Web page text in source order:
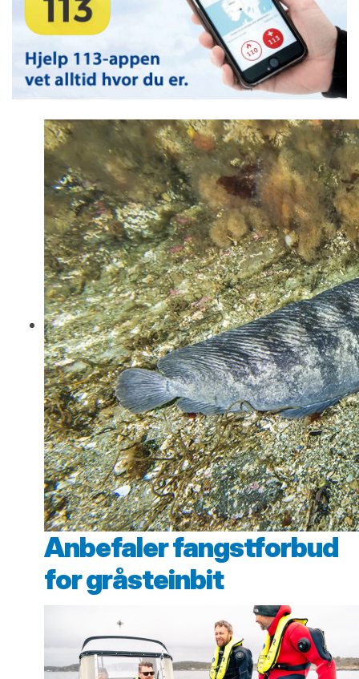
Anbefaler fangstforbud
for gråsteinbit